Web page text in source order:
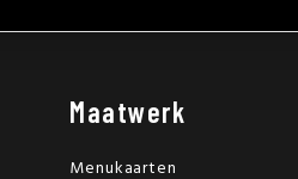
Maatwerk
Menukaarten